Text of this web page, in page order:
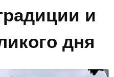
и
дня